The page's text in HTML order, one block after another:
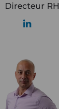
Directeur RH